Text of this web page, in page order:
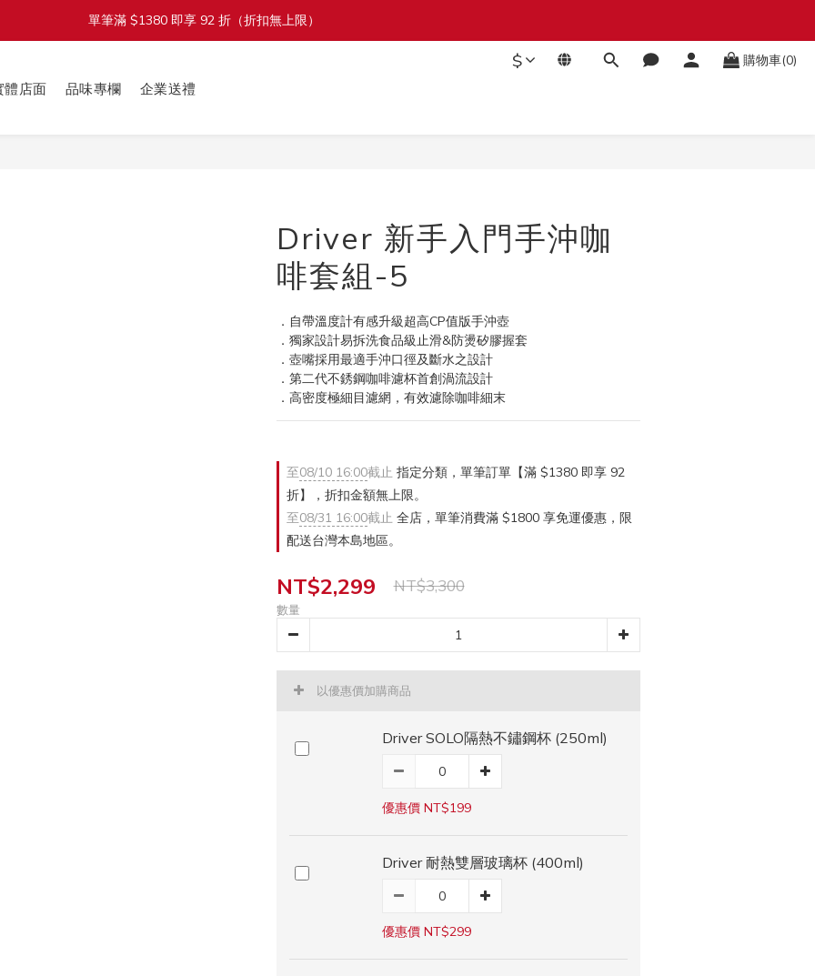
加入會員立即送 $100 購物金
單筆滿 $1380 即享 92 折（折扣無上限）
$ 購物車(0)
體店面 品味專欄 企業送禮
Driver 新手入門手沖咖
啡套組-5
．自帶溫度計有感升級超高CP值版手沖壺
．獨家設計易拆洗食品級止滑&防燙矽膠握套
．壺嘴採用最適手沖口徑及斷水之設計
．第二代不銹鋼咖啡濾杯首創渦流設計
．高密度極細目濾網，有效濾除咖啡細末
至08/10 16:00截止 指定分類，單筆訂單【滿 $1380 即享 92
折】，折扣金額無上限。
至08/31 16:00截止 全店，單筆消費滿 $1800 享免運優惠，限
配送台灣本島地區。
NT$2,299 NT$3,300
數量
以優惠價加購商品
Driver SOLO隔熱不鏽鋼杯 (250ml)
優惠價 NT$199
Driver 耐熱雙層玻璃杯 (400ml)
優惠價 NT$299